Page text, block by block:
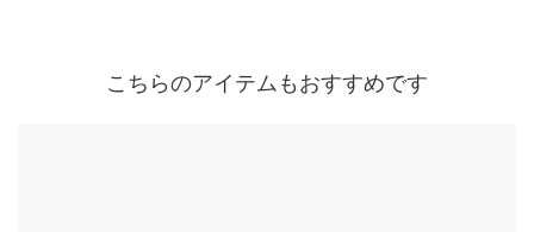
こちらのアイテムもおすすめです